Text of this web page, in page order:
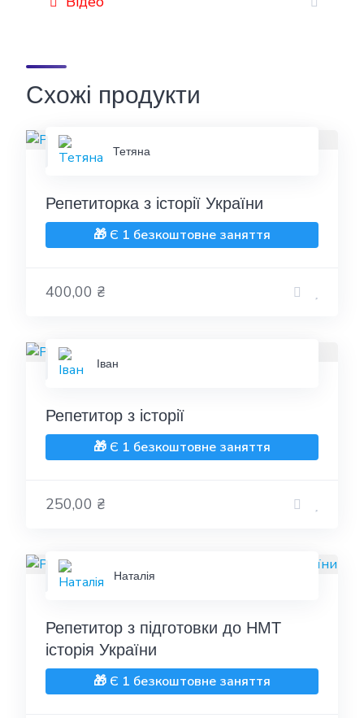
Схожі продукти
Тетяна
Репетиторка з історії України
🎁 Є 1 безкоштовне заняття
400,00 ₴
Іван
Репетитор з історії
🎁 Є 1 безкоштовне заняття
250,00 ₴
Наталія
Репетитор з підготовки до НМТ
історія України
🎁 Є 1 безкоштовне заняття